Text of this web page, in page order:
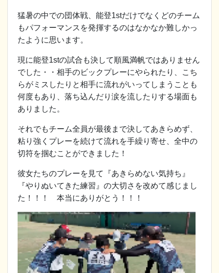
猛暑の中での団体戦、能登1stだけでなくどのチーム
もパフォーマンスを発揮するのはなかなか難しかっ
たように思います。
現に能登1stの試合も決して順風満帆ではありません
でした・・相手のビックプレーにやられたり、こち
らがミスしたりと相手に流れがいってしまうことも
何度もあり、落ち込んだり涙を流したりする場面も
ありました。
それでもチーム全員が最後まで決してあきらめず、
粘り強くプレーを続けて流れを手繰り寄せ、全中の
切符を掴むことができました！
彼女たちのプレーを見て『あきらめない気持ち』
『やりぬいてきた練習』の大切さを改めて感じまし
た！！！ 本当にありがとう！！！